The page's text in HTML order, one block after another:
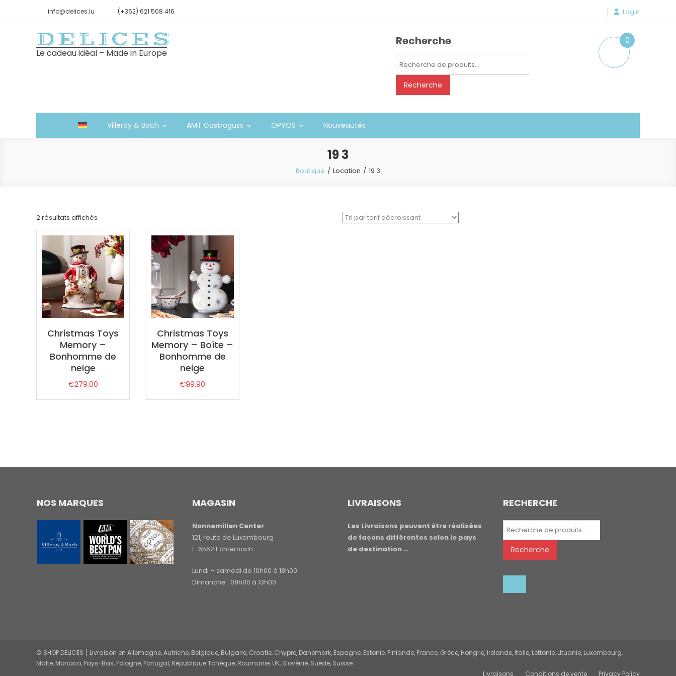
info@delices.lu (+352) 621 508 416 Login
DELICES
Le cadeau idéal – Made in Europe
Recherche
Recherche
Recherche
0
item
Villeroy & Boch AMT Gastroguss OPYOS Nouveautés
19 3
Boutique Location 19 3
2 résultats affichés
par
prix
décroissant
Christmas Toys
Memory –
Bonhomme de
neige
€279.00
Christmas Toys
Memory – Boîte –
Bonhomme de
neige
€99.90
NOS MARQUES MAGASIN
Nonnemillen Center
121, route de Luxembourg
L-6562 Echternach
Lundi – samedi de 10h00 à 18h00
Dimanche : 09h00 à 13h00
LIVRAISONS
Les Livraisons peuvent être réalisées
de façons différentes selon le pays
de destination …
RECHERCHE
Recherche
Recherche
© SHOP DELICES ⎮ Livraison en Allemagne, Autriche, Belgique, Bulgarie, Croatie, Chypre, Danemark, Espagne, Estonie, Finlande, France, Grèce, Hongrie, Irelande, Italie, Lettonie, Lituanie, Luxembourg,
Malte, Monaco, Pays-Bas, Pologne, Portugal, République Tchèque, Roumanie, UK, Slovénie, Suède, Suisse
Livraisons
Conditions de vente Privacy Policy